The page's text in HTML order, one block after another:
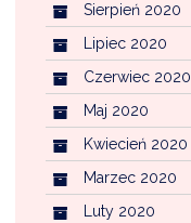
Sierpień 2020
Lipiec 2020
Czerwiec 2020
Maj 2020
Kwiecień 2020
Marzec 2020
Luty 2020